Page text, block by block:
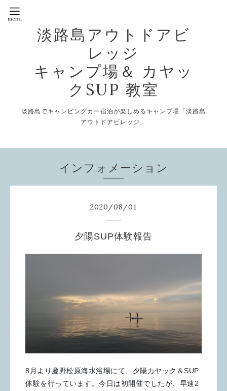
淡路島アウトドアビ
レッジ
キャンプ場＆ カヤッ
クSUP 教室
淡路島でキャンピングカー宿泊が楽しめるキャンプ場「淡路島
アウトドアビレッジ」
インフォメーション
2020/08/01
夕陽SUP体験報告
8月より慶野松原海水浴場にて、夕陽カヤック＆SUP
体験を行っています。今日は初開催でしたが、早速2